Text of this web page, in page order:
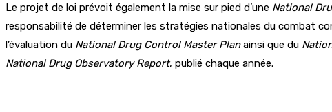
Le projet de loi prévoit également la mise sur pied d’une National
responsabilité de déterminer les stratégies nationales du combat
l’évaluation du National Drug Control Master Planainsi que du
National Drug Observatory Report, publié chaque année.